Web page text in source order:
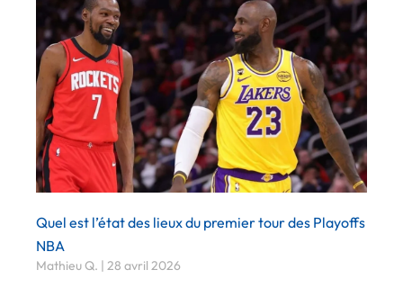
Quel est l’état des lieux du premier tour des Playoffs
NBA
Mathieu Q. 28 avril 2026